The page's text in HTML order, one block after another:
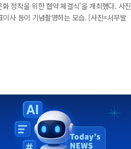
정착을 위한 협약 체결식'을 개최했다. 사진
사 등이 기념촬영하는 모습. [사진=서부발